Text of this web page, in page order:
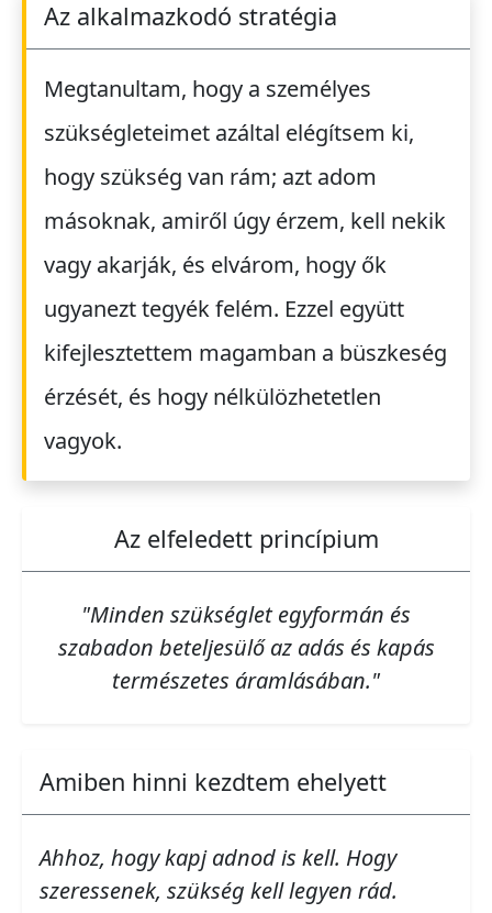
Az alkalmazkodó stratégia
Megtanultam, hogy a személyes
szükségleteimet azáltal elégítsem ki,
hogy szükség van rám; azt adom
másoknak, amiről úgy érzem, kell nekik
vagy akarják, és elvárom, hogy ők
ugyanezt tegyék felém. Ezzel együtt
kifejlesztettem magamban a büszkeség
érzését, és hogy nélkülözhetetlen
vagyok.
Az elfeledett princípium
"Minden szükséglet egyformán és
szabadon beteljesülő az adás és kapás
természetes áramlásában."
Amiben hinni kezdtem ehelyett
Ahhoz, hogy kapj adnod is kell. Hogy
szeressenek, szükség kell legyen rád.